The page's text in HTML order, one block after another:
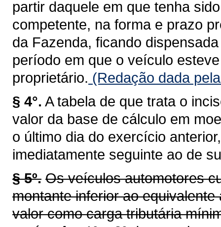
partir daquele em que tenha
competente, na forma e prazo
da Fazenda, ficando
período em que o veículo
proprietário. (Redação dada
§ 4°. A tabela de que trata o
valor da base de cálculo em
o último dia do exercício
imediatamente seguinte ao de
§ 5º. Os veículos automotores
montante inferior ao
valor como carga tributária